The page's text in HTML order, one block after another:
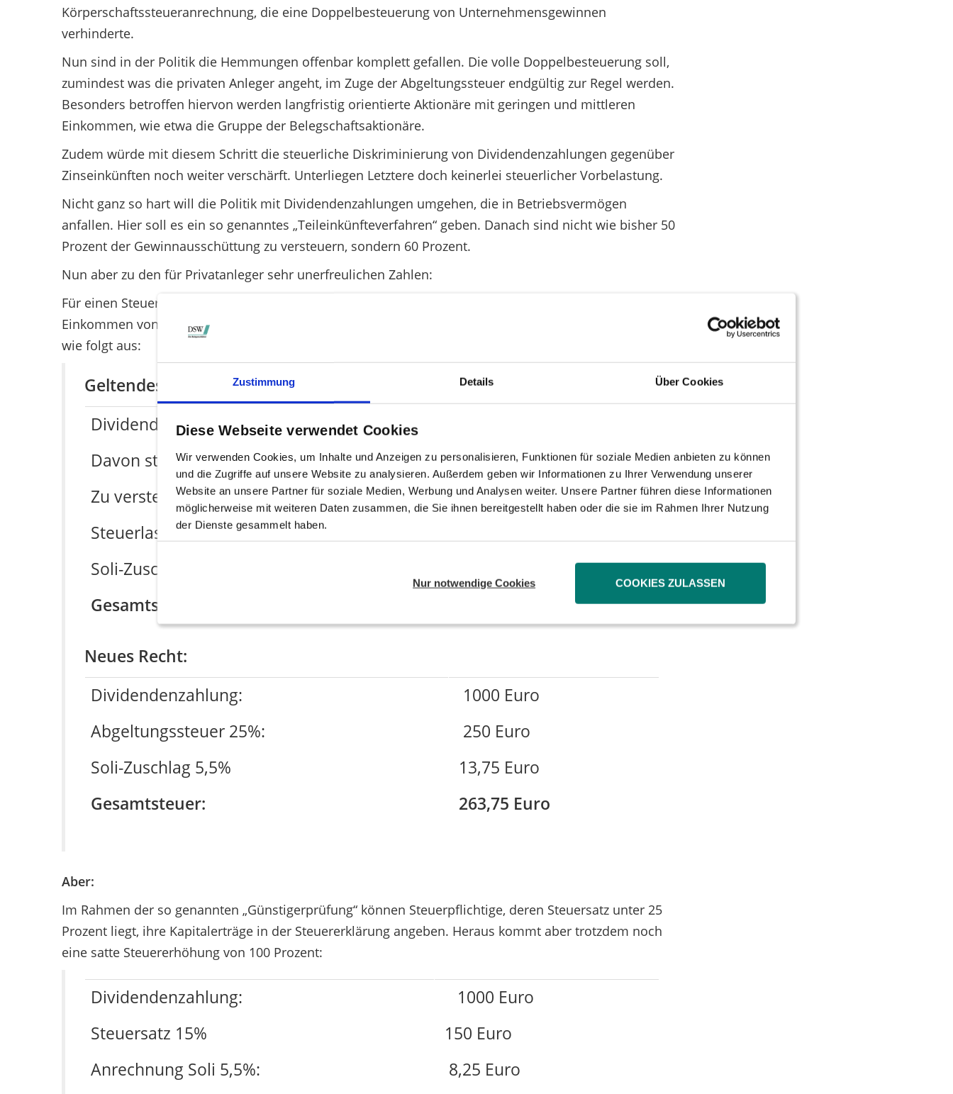
Zustimmung Details Über Cookies
Diese Webseite verwendet Cookies
Wir verwenden Cookies, um Inhalte und Anzeigen zu personalisieren, Funktionen für soziale Medien anbieten zu können
und die Zugriffe auf unsere Website zu analysieren. Außerdem geben wir Informationen zu Ihrer Verwendung unserer
Website an unsere Partner für soziale Medien, Werbung und Analysen weiter. Unsere Partner führen diese Informationen
möglicherweise mit weiteren Daten zusammen, die Sie ihnen bereitgestellt haben oder die sie im Rahmen Ihrer Nutzung
der Dienste gesammelt haben.
Nur notwendige Cookies COOKIES ZULASSEN
Körperschaftssteueranrechnung, die eine Doppelbesteuerung von Unternehmensgewinnen
verhinderte.
Nun sind in der Politik die Hemmungen offenbar komplett gefallen. Die volle Doppelbesteuerung soll,
zumindest was die privaten Anleger angeht, im Zuge der Abgeltungssteuer endgültig zur Regel werden.
Besonders betroffen hiervon werden langfristig orientierte Aktionäre mit geringen und mittleren
Einkommen, wie etwa die Gruppe der Belegschaftsaktionäre.
Zudem würde mit diesem Schritt die steuerliche Diskriminierung von Dividendenzahlungen gegenüber
Zinseinkünften noch weiter verschärft. Unterliegen Letztere doch keinerlei steuerlicher Vorbelastung.
Nicht ganz so hart will die Politik mit Dividendenzahlungen umgehen, die in Betriebsvermögen
anfallen. Hier soll es ein so genanntes „Teileinkünfteverfahren“ geben. Danach sind nicht wie bisher 50
Prozent der Gewinnausschüttung zu versteuern, sondern 60 Prozent.
Nun aber zu den für Privatanleger sehr unerfreulichen Zahlen:
Für einen Steuerpflichtigen mit einem Steuersatz von 15 Prozent, was einem zu versteuernden
Einkommen von 21.200 Euro oder (bei Verheirateten) von 42.400 Euro entspricht, sieht die Rechnung
wie folgt aus:
Geltendes Recht:
Dividendenzahlung:
Davon steuerfrei:
500 Euro
Zu versteuern:
500 Euro
Steuerlast 15%:
Soli-Zuschlag 5,5%:
Gesamtsteuer:
Neues Recht:
Dividendenzahlung:
1000 Euro
Abgeltungssteuer 25%:
250 Euro
Soli-Zuschlag 5,5%
13,75 Euro
Gesamtsteuer:
263,75 Euro
Aber:
Im Rahmen der so genannten „Günstigerprüfung“ können Steuerpflichtige, deren Steuersatz unter 25
Prozent liegt, ihre Kapitalerträge in der Steuererklärung angeben. Heraus kommt aber trotzdem noch
eine satte Steuererhöhung von 100 Prozent:
Dividendenzahlung:
1000 Euro
Steuersatz 15%
150 Euro
Anrechnung Soli 5,5%:
8,25 Euro